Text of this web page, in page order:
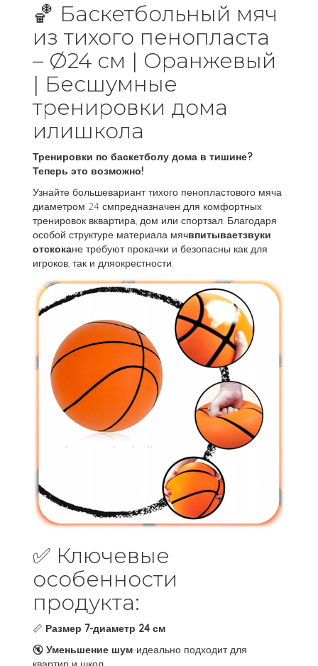
🏀 Баскетбольный мяч
из тихого пенопласта
– Ø24 см | Оранжевый
| Бесшумные
тренировки дома
илишкола
Тренировки по баскетболу дома в тишине?
Теперь это возможно!
Узнайте большевариант тихого пенопластового мяча
диаметром 24 смпредназначен для комфортных
тренировок вквартира, дом или спортзал. Благодаря
особой структуре материала мячвпитываетзвуки
отскокане требуют прокачки и безопасны как для
игроков, так и дляокрестности.
✅ Ключевые
особенности
продукта:
📏 Размер 7-диаметр 24 см
🔇 Уменьшение шум-идеально подходит для